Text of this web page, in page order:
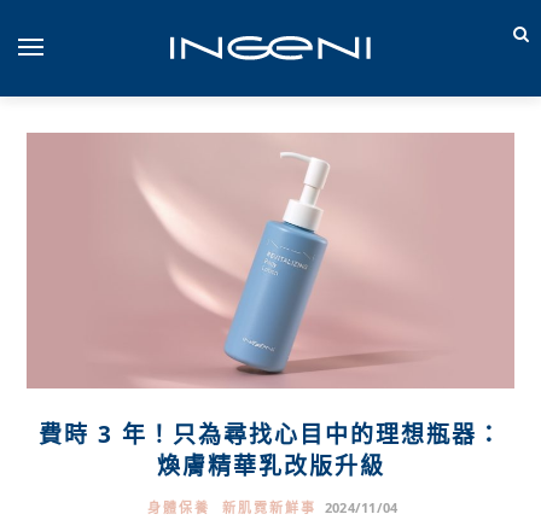
費時 3 年！只為尋找心目中的理想瓶器：
煥膚精華乳改版升級
身體保養 新肌霓新鮮事 2024/11/04